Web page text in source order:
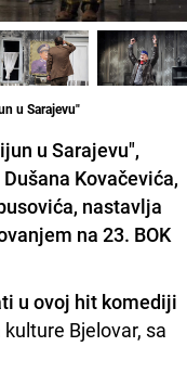
u Sarajevu"
u Sarajevu",
Kovačevića,
nastavlja
na 23. BOK
u ovoj hit komediji
Bjelovar, sa